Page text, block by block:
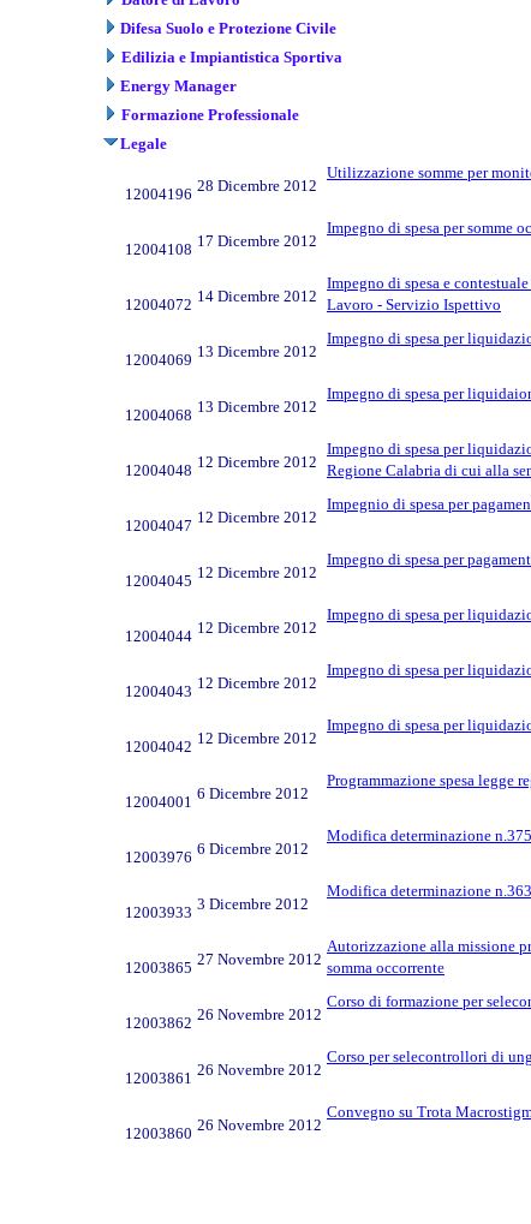
Difesa Suolo e Protezione Civile
Edilizia e Impiantistica Sportiva
Energy Manager
Formazione Professionale
Legale
12004196 28 Dicembre 2012
Utilizzazione somme per
12004108 17 Dicembre 2012
Impegno di spesa per somme
12004072 14 Dicembre 2012
Impegno di spesa e
Lavoro - Servizio Ispettivo
12004069 13 Dicembre 2012
Impegno di spesa per
12004068 13 Dicembre 2012
Impegno di spesa per
12004048 12 Dicembre 2012
Impegno di spesa per
Regione Calabria di cui alla
12004047 12 Dicembre 2012
Impegnio di spesa per
12004045 12 Dicembre 2012
Impegno di spesa per
12004044 12 Dicembre 2012
Impegno di spesa per
12004043 12 Dicembre 2012
Impegno di spesa per
12004042 12 Dicembre 2012
Impegno di spesa per
12004001 6 Dicembre 2012
Programmazione spesa legge
12003976 6 Dicembre 2012
Modifica determinazione
12003933 3 Dicembre 2012
Modifica determinazione
12003865 27 Novembre 2012
Autorizzazione alla missione
somma occorrente
12003862 26 Novembre 2012
Corso di formazione per
12003861 26 Novembre 2012
Corso per selecontrollori di
12003860 26 Novembre 2012
Convegno su Trota